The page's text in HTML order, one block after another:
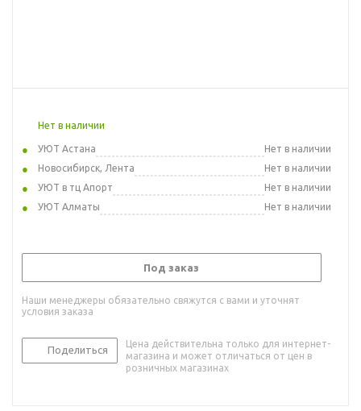
Нет в наличии
УЮТ Астана
Нет в наличии
Новосибирск, Лента
Нет в наличии
УЮТ в тц Апорт
Нет в наличии
УЮТ Алматы
Нет в наличии
Под заказ
Наши менеджеры обязательно свяжутся с вами и уточнят
условия заказа
Поделиться
Цена действительна только для интернет-
магазина и может отличаться от цен в
розничных магазинах